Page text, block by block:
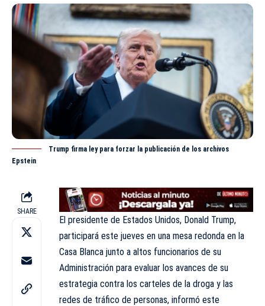
Trump firma ley para forzar la publicación de los archivos
Epstein
SHARE
El presidente de Estados Unidos, Donald Trump,
participará este jueves en una mesa redonda en la
Casa Blanca junto a altos funcionarios de su
Administración para evaluar los avances de su
estrategia contra los carteles de la droga y las
redes de tráfico de personas, informó este